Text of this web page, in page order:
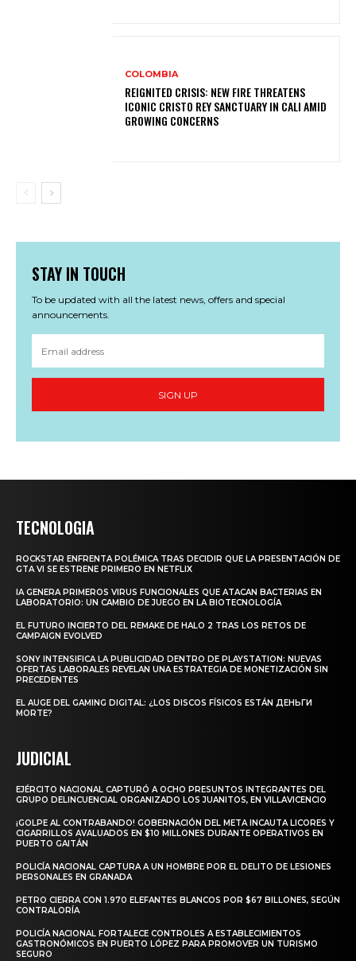
COLOMBIA
REIGNITED CRISIS: NEW FIRE THREATENS
ICONIC CRISTO REY SANCTUARY IN CALI AMID
GROWING CONCERNS
STAY IN TOUCH
To be updated with all the latest news, offers and special
announcements.
SIGN UP
TECNOLOGIA
ROCKSTAR ENFRENTA POLÉMICA TRAS DECIDIR QUE LA PRESENTACIÓN DE
GTA VI SE ESTRENE PRIMERO EN NETFLIX
IA GENERA PRIMEROS VIRUS FUNCIONALES QUE ATACAN BACTERIAS EN
LABORATORIO: UN CAMBIO DE JUEGO EN LA BIOTECNOLOGÍA
EL FUTURO INCIERTO DEL REMAKE DE HALO 2 TRAS LOS RETOS DE
CAMPAIGN EVOLVED
SONY INTENSIFICA LA PUBLICIDAD DENTRO DE PLAYSTATION: NUEVAS
OFERTAS LABORALES REVELAN UNA ESTRATEGIA DE MONETIZACIÓN SIN
PRECEDENTES
EL AUGE DEL GAMING DIGITAL: ¿LOS DISCOS FÍSICOS ESTÁN ДЕНЬГИ
MORTE?
JUDICIAL
EJÉRCITO NACIONAL CAPTURÓ A OCHO PRESUNTOS INTEGRANTES DEL
GRUPO DELINCUENCIAL ORGANIZADO LOS JUANITOS, EN VILLAVICENCIO
¡GOLPE AL CONTRABANDO! GOBERNACIÓN DEL META INCAUTA LICORES Y
CIGARRILLOS AVALUADOS EN $10 MILLONES DURANTE OPERATIVOS EN
PUERTO GAITÁN
POLICÍA NACIONAL CAPTURA A UN HOMBRE POR EL DELITO DE LESIONES
PERSONALES EN GRANADA
PETRO CIERRA CON 1.970 ELEFANTES BLANCOS POR $67 BILLONES, SEGÚN
CONTRALORÍA
POLICÍA NACIONAL FORTALECE CONTROLES A ESTABLECIMIENTOS
GASTRONÓMICOS EN PUERTO LÓPEZ PARA PROMOVER UN TURISMO
SEGURO